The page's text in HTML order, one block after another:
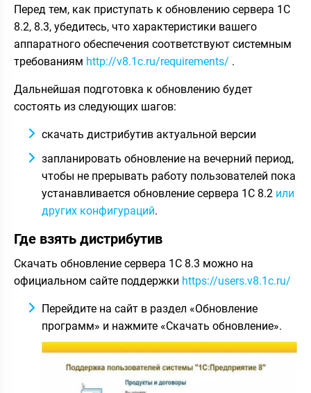
Перед тем, как приступать к обновлению сервера 1С
8.2, 8.3, убедитесь, что характеристики вашего
аппаратного обеспечения соответствуют системным
требованиям http://v8.1c.ru/requirements/ .
Дальнейшая подготовка к обновлению будет
состоять из следующих шагов:
скачать дистрибутив актуальной версии
запланировать обновление на вечерний период,
чтобы не прерывать работу пользователей пока
устанавливается обновление сервера 1С 8.2 или
других конфигураций.
Где взять дистрибутив
Скачать обновление сервера 1С 8.3 можно на
официальном сайте поддержки https://users.v8.1c.ru/
Перейдите на сайт в раздел «Обновление
программ» и нажмите «Скачать обновление».